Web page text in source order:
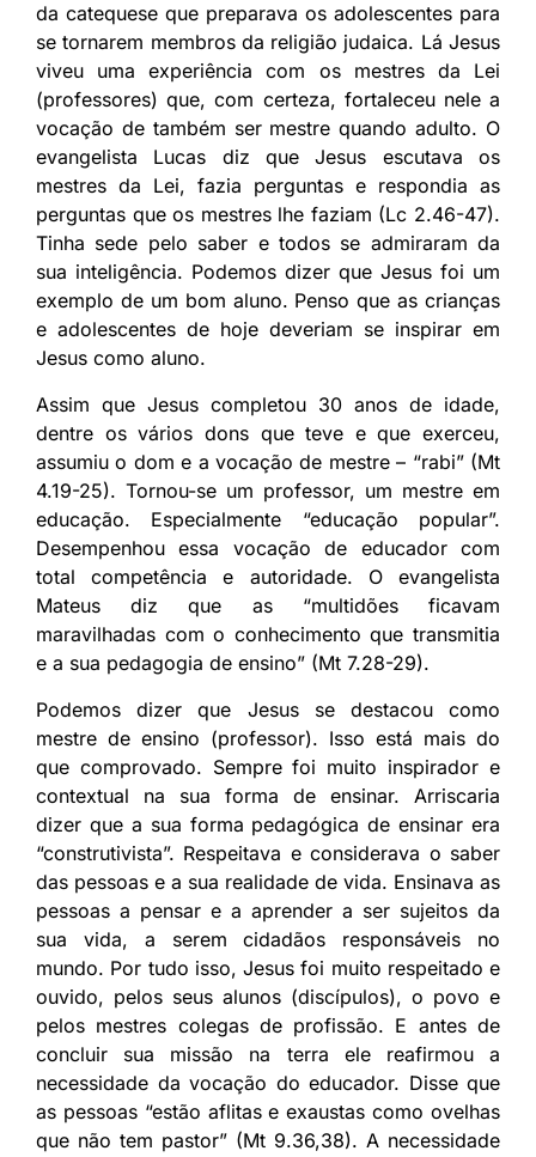
da catequese que preparava os adolescentes para
se tornarem membros da religião judaica. Lá Jesus
viveu uma experiência com os mestres da Lei
(professores) que, com certeza, fortaleceu nele a
vocação de também ser mestre quando adulto. O
evangelista Lucas diz que Jesus escutava os
mestres da Lei, fazia perguntas e respondia as
perguntas que os mestres lhe faziam (Lc 2.46-47).
Tinha sede pelo saber e todos se admiraram da
sua inteligência. Podemos dizer que Jesus foi um
exemplo de um bom aluno. Penso que as crianças
e adolescentes de hoje deveriam se inspirar em
Jesus como aluno.
Assim que Jesus completou 30 anos de idade,
dentre os vários dons que teve e que exerceu,
assumiu o dom e a vocação de mestre – “rabi” (Mt
4.19-25). Tornou-se um professor, um mestre em
educação. Especialmente “educação popular”.
Desempenhou essa vocação de educador com
total competência e autoridade. O evangelista
Mateus diz que as “multidões ficavam
maravilhadas com o conhecimento que transmitia
e a sua pedagogia de ensino” (Mt 7.28-29).
Podemos dizer que Jesus se destacou como
mestre de ensino (professor). Isso está mais do
que comprovado. Sempre foi muito inspirador e
contextual na sua forma de ensinar. Arriscaria
dizer que a sua forma pedagógica de ensinar era
“construtivista”. Respeitava e considerava o saber
das pessoas e a sua realidade de vida. Ensinava as
pessoas a pensar e a aprender a ser sujeitos da
sua vida, a serem cidadãos responsáveis no
mundo. Por tudo isso, Jesus foi muito respeitado e
ouvido, pelos seus alunos (discípulos), o povo e
pelos mestres colegas de profissão. E antes de
concluir sua missão na terra ele reafirmou a
necessidade da vocação do educador. Disse que
as pessoas “estão aflitas e exaustas como ovelhas
que não tem pastor” (Mt 9.36,38). A necessidade